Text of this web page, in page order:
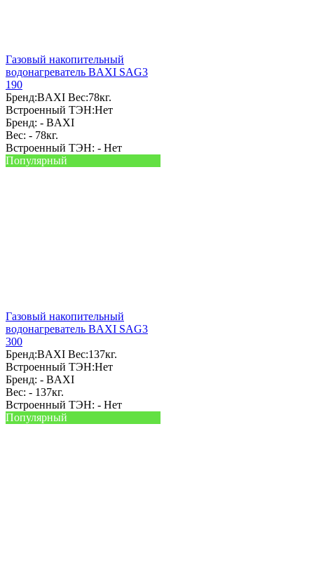
Газовый накопительный
водонагреватель BAXI SAG3
190
Бренд:BAXI Вес:78кг.
Встроенный ТЭН:Нет
Бренд: - BAXI
Вес: - 78кг.
Встроенный ТЭН: - Нет
Популярный
Газовый накопительный
водонагреватель BAXI SAG3
300
Бренд:BAXI Вес:137кг.
Встроенный ТЭН:Нет
Бренд: - BAXI
Вес: - 137кг.
Встроенный ТЭН: - Нет
Популярный